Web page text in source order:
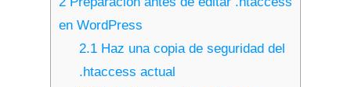
en WordPress
2.1Haz una copia de seguridad del
.htaccess actual